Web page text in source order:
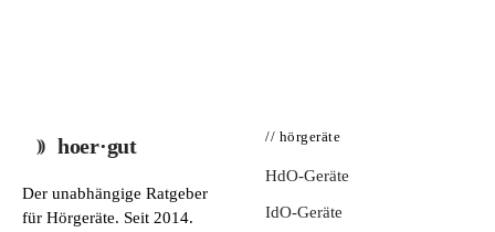
hoer·gut
Der unabhängige Ratgeber
für Hörgeräte. Seit 2014.
// hörgeräte
HdO-Geräte
IdO-Geräte